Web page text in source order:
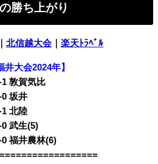
勝ち上がり
｜北信越大会 ｜楽天ﾄﾗﾍﾞﾙ
井大会2024年】
敦賀気比
0 坂井
1 北陸
武生(5)
福井農林(6)